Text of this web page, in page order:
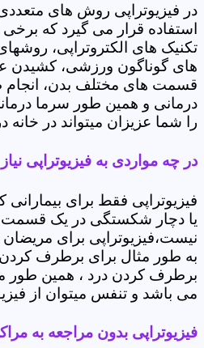
در فیزیوتراپی روش های
استفاده قرار می گیرد که برخی
تکنیک های الکتروتراپی،
های گوناگون ورزشی، کشیدن
قسمت های مختلف بدن،
درمانی و همین طور سرما
را شما عزیزان میتواند در خانه
در چه مواردی به فیزیوتراپی
فیزیوتراپی فقط برای
یا دچار شکستگی در یک قسمت
نیست،فیزیوتراپی برای
به طور مثال برای برطرف
برطرف کردن درد ، همین طور
می باشد و تنفس میتوان از
فیزیوتراپی بدون مراجعه به